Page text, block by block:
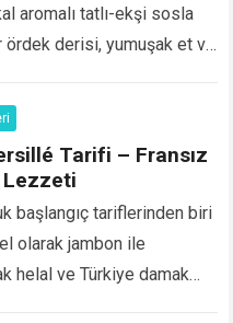
aromalı tatlı-ekşi sosla
ördek derisi, yumuşak et ve
Tarifi – Fransız
Lezzeti
başlangıç tariflerinden biri
olarak jambon ile
helal ve Türkiye damak